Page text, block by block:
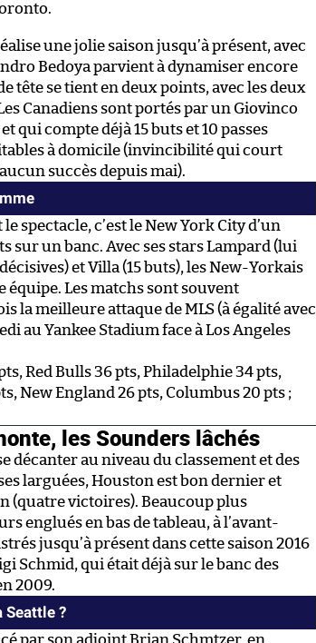
une jolie saison jusqu’à présent, avec
Bedoya parvient à dynamiser encore
tête se tient en deux points, avec les deux
Canadiens sont portés par un Giovinco
qui compte déjà 15 buts et 10 passes
à domicile (invincibilité qui court
succès depuis mai).
spectacle, c’est le New York City d’un
sur un banc. Avec ses stars Lampard (lui
et Villa (15 buts), les New-Yorkais
Les matchs sont souvent
la meilleure attaque de MLS (à égalité avec
au Yankee Stadium face à Los Angeles
Red Bulls 36 pts, Philadelphie 34 pts,
New England 26 pts, Columbus 20 pts ;
les Sounders lâchés
décanter au niveau du classement et des
larguées, Houston est bon dernier et
(quatre victoires). Beaucoup plus
englués en bas de tableau, à l’avant-
jusqu’à présent dans cette saison 2016
Schmid, qui était déjà sur le banc des
2009.
?
par son adjoint Brian Schmtzer, en